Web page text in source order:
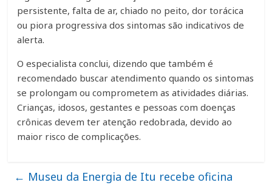
persistente, falta de ar, chiado no peito, dor torácica
ou piora progressiva dos sintomas são indicativos de
alerta.
O especialista conclui, dizendo que também é
recomendado buscar atendimento quando os sintomas
se prolongam ou comprometem as atividades diárias.
Crianças, idosos, gestantes e pessoas com doenças
crônicas devem ter atenção redobrada, devido ao
maior risco de complicações.
← Museu da Energia de Itu recebe oficina